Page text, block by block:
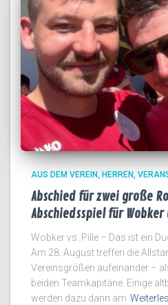
AUS DEM VEREIN HERREN
Abschied für zwei große
Abschiedsspiel für
Wobker vs. Pille – Das ist ein
Am 28. August treffen die
Vereinsgrößen aufeinander –
beiden Teamkapitäne. Einige
werden dazu dann am